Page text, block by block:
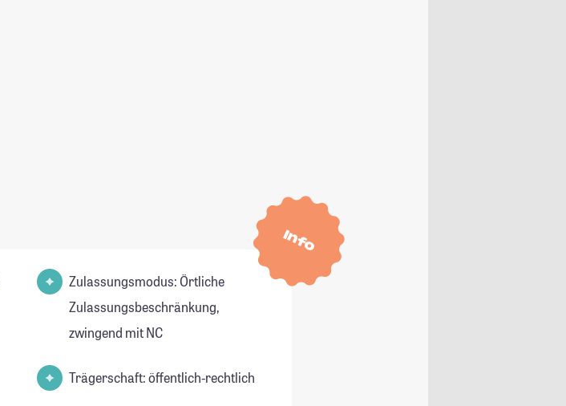
Info
Zulassungsmodus: Örtliche
Zulassungsbeschränkung,
zwingend mit NC
Trägerschaft: öffentlich-rechtlich